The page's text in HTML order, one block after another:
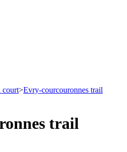
court>Evry-courcouronnes trail
trail